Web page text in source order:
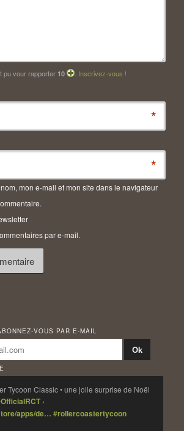
pu vour rapporter10 Inscrivez-vous !
*
*
mon e-mail et mon site dans le navigateur
par e-mail.
VOUS PAR E-MAIL
Tycoon Classic • une jolie surprise de Noël
›
apps/de… #rollercoastertycoon